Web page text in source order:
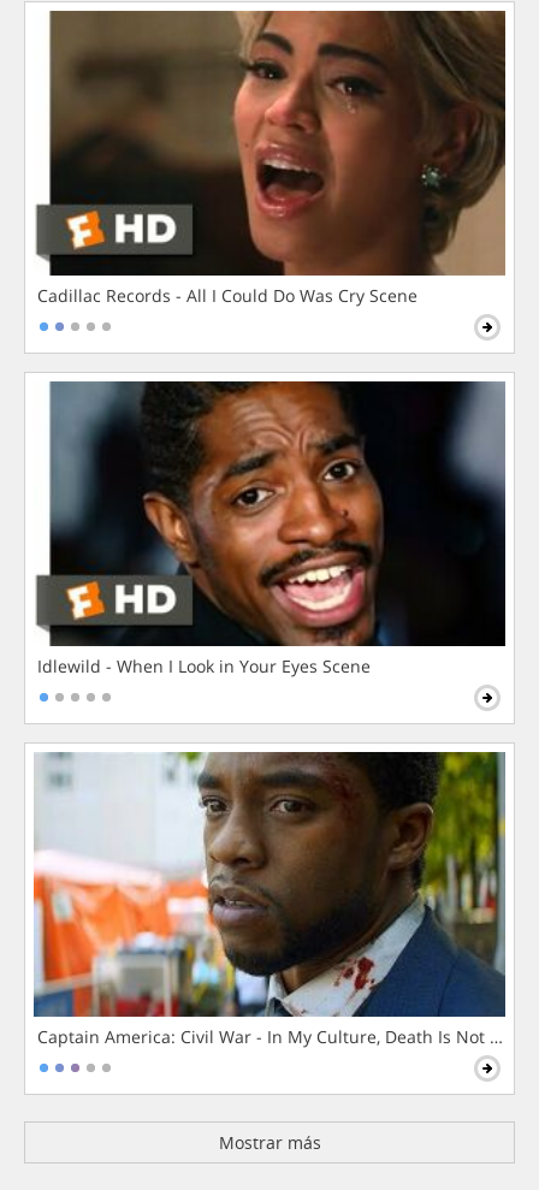
Cadillac Records - All I Could Do Was Cry Scene
Idlewild - When I Look in Your Eyes Scene
Captain America: Civil War - In My Culture, Death Is Not The
Mostrar más